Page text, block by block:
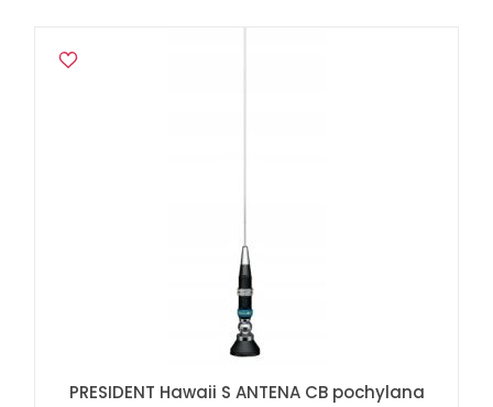
PRESIDENT Hawaii S ANTENA CB pochylana